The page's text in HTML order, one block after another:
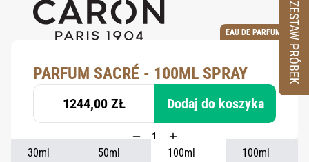
EAU DE PARFUM
PARFUM SACRÉ - 100ML SPRAY
1244,00 ZŁ Dodaj do koszyka
30ml
50ml
100ml
100ml
ZESTAW PRÓBEK